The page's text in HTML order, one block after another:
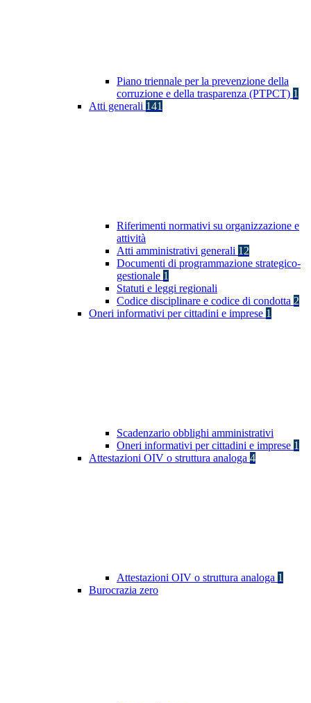
Piano triennale per la prevenzione della
corruzione e della trasparenza (PTPCT) 1
Atti generali 141
Riferimenti normativi su organizzazione e
attività
Atti amministrativi generali 12
Documenti di programmazione strategico-
gestionale 1
Statuti e leggi regionali
Codice disciplinare e codice di condotta 2
Oneri informativi per cittadini e imprese 1
Scadenzario obblighi amministrativi
Oneri informativi per cittadini e imprese 1
Attestazioni OIV o struttura analoga 4
Attestazioni OIV o struttura analoga 1
Burocrazia zero